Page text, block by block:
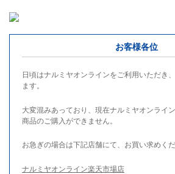
お客様各位
日頃はナルミヤオンラインをご利用いただき
ます。
大変混みあっており、現在ナルミヤオンライ
商品のご購入ができません。
お急ぎの場合は下記店舗にて、お買い求めくだ
ナルミヤオンライン楽天市場店